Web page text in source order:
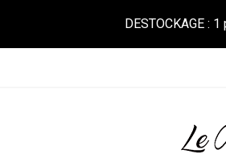
DESTOCKAGE :